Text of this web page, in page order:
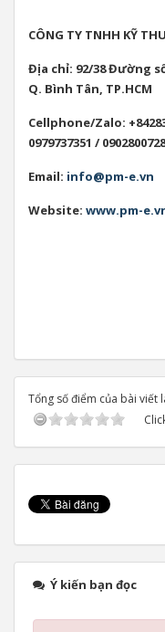
CÔNG TY TNHH KỸ
Địa chỉ: 92/38 Đường
Q. Bình Tân, TP.HCM
Cellphone/Zalo:
0979737351 /
Email: info@pm-e.vn
Website: www.pm-
Tổng số điểm của bài viết
Ý kiến bạn đọc